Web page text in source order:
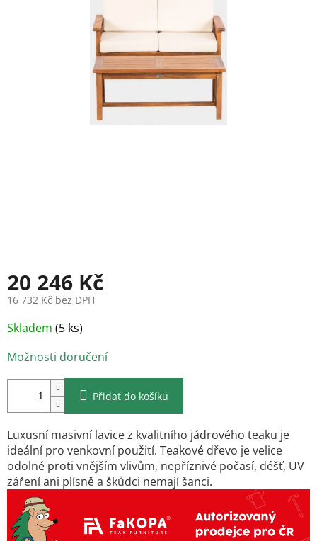
20 246 Kč
16 732 Kč bez DPH
Měrná
cena:
Skladem (5 ks)
Možnosti doručení
Přidat do košíku
Luxusní masivní lavice z kvalitního jádrového teaku je
ideální pro venkovní použití. Teakové dřevo je velice
odolné proti vnějším vlivům, nepříznivé počasí, déšť, UV
záření ani plísně a škůdci nemají šanci.